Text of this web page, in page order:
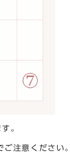
。
注意ください。